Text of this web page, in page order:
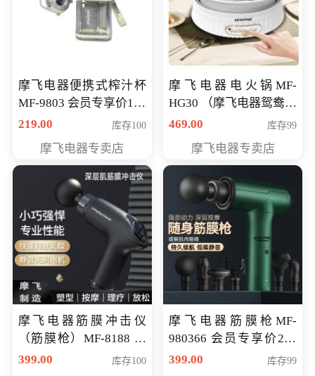
摩飞电器便携式榨汁杯
MF-9803 会员专享价138
元
219.00 库存100
摩飞电器专卖店
摩飞电器电火锅MF-
HG30 （摩飞电器鸳鸯锅
MF-HG30 ） 会员专享价
469.00 库存99
摩飞电器专卖店
摩飞电器筋膜冲击仪
（筋膜枪）MF-8188 会
员专享价268元
399.00 库存100
摩飞电器筋膜枪MF-
980366 会员专享价299
元
399.00 库存99